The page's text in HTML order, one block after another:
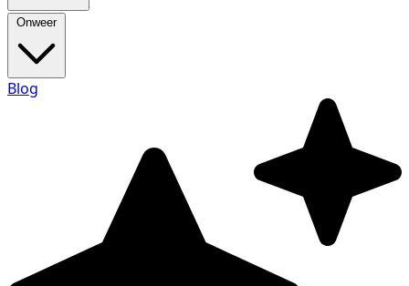
Onweer
Blog